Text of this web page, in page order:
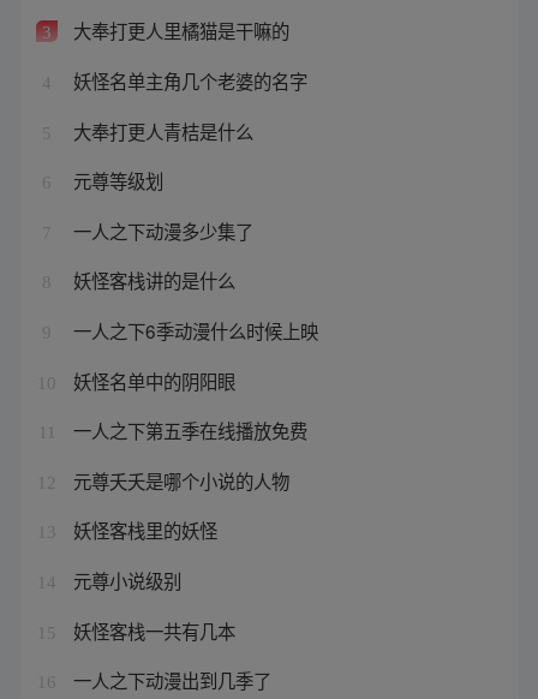
3 大奉打更人里橘猫是干嘛的
4 妖怪名单主角几个老婆的名字
5 大奉打更人青桔是什么
6 元尊等级划
7 一人之下动漫多少集了
8 妖怪客栈讲的是什么
9 一人之下6季动漫什么时候上映
10 妖怪名单中的阴阳眼
一人之下第五季在线播放免费
12 元尊夭夭是哪个小说的人物
13 妖怪客栈里的妖怪
14 元尊小说级别
15 妖怪客栈一共有几本
16 一人之下动漫出到几季了